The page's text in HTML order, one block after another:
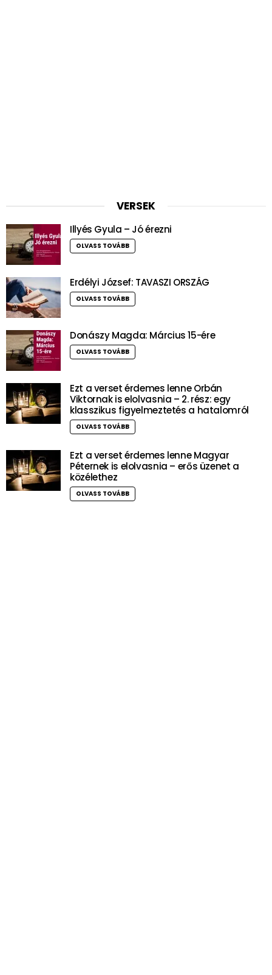
VERSEK
Illyés Gyula – Jó érezni
OLVASS TOVÁBB
Erdélyi József: TAVASZI ORSZÁG
OLVASS TOVÁBB
Donászy Magda: Március 15-ére
OLVASS TOVÁBB
Ezt a verset érdemes lenne Orbán
Viktornak is elolvasnia – 2. rész: egy
klasszikus figyelmeztetés a hatalomról
OLVASS TOVÁBB
Ezt a verset érdemes lenne Magyar
Péternek is elolvasnia – erős üzenet a
közélethez
OLVASS TOVÁBB